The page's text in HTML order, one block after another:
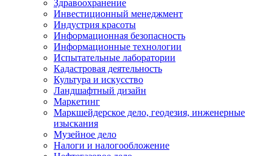
Здравоохранение
Инвестиционный менеджмент
Индустрия красоты
Информационная безопасность
Информационные технологии
Испытательные лаборатории
Кадастровая деятельность
Культура и искусство
Ландшафтный дизайн
Маркетинг
Маркшейдерское дело, геодезия, инженерные
изыскания
Музейное дело
Налоги и налогообложение